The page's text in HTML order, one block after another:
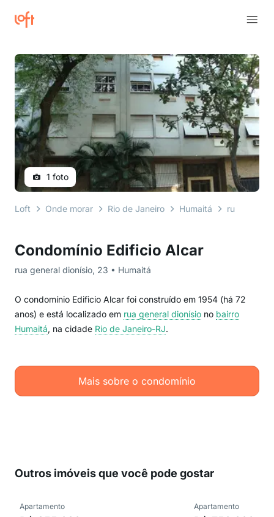
Condomínio Edificio Alcar
rua general dionísio, 23 • Humaitá
O condomínio Edificio Alcar foi construído em 1954 (há 72
anos) e está localizado em rua general dionísio no bairro
Humaitá, na cidade Rio de Janeiro-RJ.
Mais sobre o condomínio
1 foto
Loft Onde morar Rio de Janeiro Humaitá rua
Outros imóveis que você pode gostar
Apartamento Apartamento